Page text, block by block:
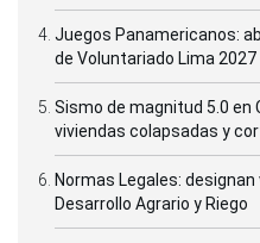
Juegos Panamericanos:
de Voluntariado Lima 2027
Sismo de magnitud 5.0 en
viviendas colapsadas y
Normas Legales:
Desarrollo Agrario y Riego